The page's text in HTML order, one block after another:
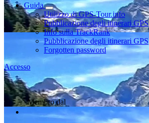
Guida
Utilizzo di GPS-Tour.info
Pubblicazione degli itinerari GPS
Info sulla TrackRank
Pubblicazione degli itinerari GPS
Forgotten password
Accesso
Membro dal